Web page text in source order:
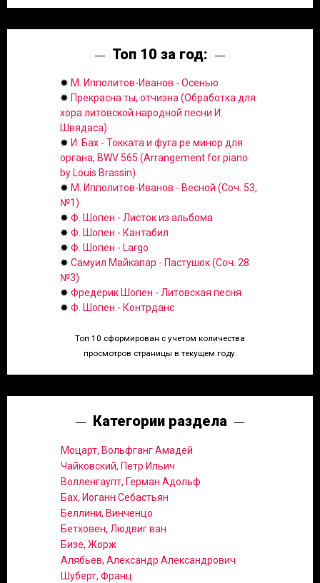
Топ 10 за год:
✹ М. Ипполитов-Иванов - Осенью
✹ Прекрасна ты, отчизна (Обработка для
хора литовской народной песни И.
Швядаса)
✹ И. Бах - Токката и фуга ре минор для
органа, BWV 565 (Arrangement for piano
by Louis Brassin)
✹ М. Ипполитов-Иванов - Весной (Соч. 53,
№1)
✹ Ф. Шопен - Листок из альбома
✹ Ф. Шопен - Кантабил
✹ Ф. Шопен - Largo
✹ Самуил Майкапар - Пастушок (Соч. 28
№3)
✹ Фредерик Шопен - Литовская песня
✹ Ф. Шопен - Контрданс
Топ 10 сформирован с учетом количества
просмотров страницы в текущем году.
Категории раздела
Моцарт, Вольфганг Амадей
Чайковский, Петр Ильич
Волленгаупт, Герман Адольф
Бах, Иоганн Себастьян
Беллини, Винченцо
Бетховен, Людвиг ван
Бизе, Жорж
Алябьев, Александр Александрович
Шуберт, Франц